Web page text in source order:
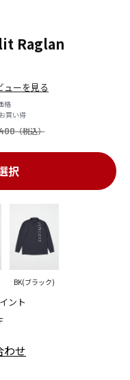
Raglan
ューを見る
格
買い得
ント
択
BK(ブラック)
わせ